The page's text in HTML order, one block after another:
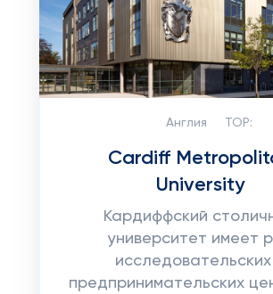
Англия TOP:
Cardiff
University
Кардиффский
университет имеет
исследовательских
предпринимательских